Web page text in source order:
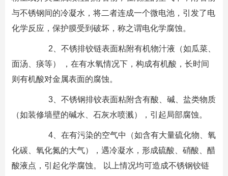
与不锈钢间的冷凝水，将二者连成一个微电池，引发了电
化学反应，保护膜受到破坏，称之谓电化学腐蚀。
2、不锈排铰链表面粘附有机物汁液（如瓜菜、
面汤、痰等） ，在有水氧情况下，构成有机酸，长时间
则有机酸对金属表面的腐蚀。
3、不锈钢排铰表面粘附含有酸、碱、盐类物质
（如装修墙壁的碱水、石灰水喷溅），引起局部腐蚀。
4、在有污染的空气中（如含有大量硫化物、氧
化碳、氧化氮的大气），遇冷凝水，形成硫酸、硝酸、醋
酸液点，引起化学腐蚀。 以上情况均可造成不锈钢铰链